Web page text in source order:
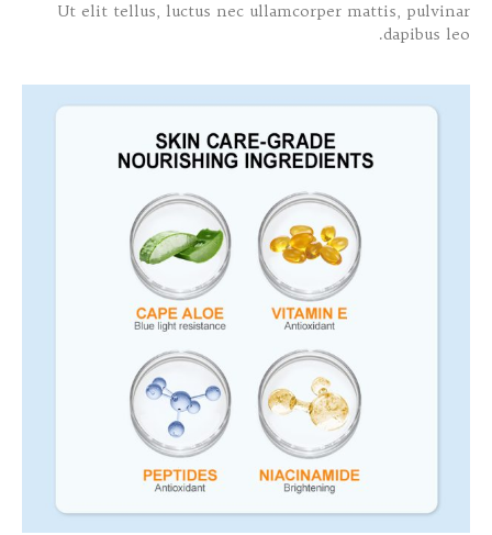
Ut elit tellus, luctus nec ullamcorper mattis, pulvinar
dapibus leo.